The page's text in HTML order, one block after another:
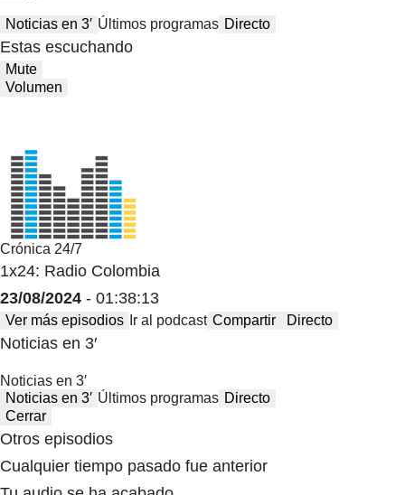
Noticias en 3′ Últimos programas Directo
Estas escuchando
Mute
Volumen
Crónica 24/7
1x24: Radio Colombia
23/08/2024 - 01:38:13
Ver más episodios Ir al podcast Compartir Directo
Noticias en 3′
Noticias en 3′
Noticias en 3′ Últimos programas Directo
Cerrar
Otros episodios
Cualquier tiempo pasado fue anterior